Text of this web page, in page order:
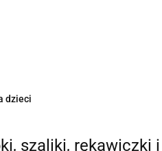
dzieci
szaliki, rękawiczki